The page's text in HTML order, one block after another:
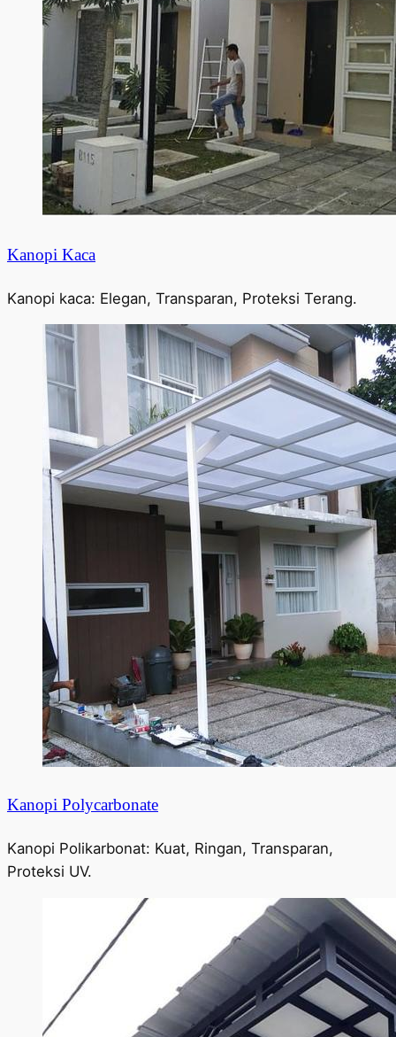
Kanopi Kaca
Kanopi kaca: Elegan, Transparan, Proteksi Terang.
Kanopi Polycarbonate
Kanopi Polikarbonat: Kuat, Ringan, Transparan,
Proteksi UV.